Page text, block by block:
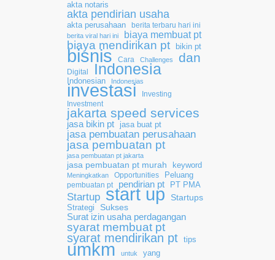
akta notaris
akta pendirian usaha
akta perusahaan berita terbaru hari ini
berita viral hari ini biaya membuat pt
biaya mendirikan pt bikin pt
bisnis Cara Challenges dan
Digital Indonesia
Indonesian Indonesias
investasi
Investing
Investment
jakarta speed services
jasa bikin pt jasa buat pt
jasa pembuatan perusahaan
jasa pembuatan pt
jasa pembuatan pt jakarta
jasa pembuatan pt murah keyword
Meningkatkan Opportunities Peluang
pembuatan pt pendirian pt PT PMA
Startup start up Startups
Strategi
Sukses
Surat izin usaha perdagangan
syarat membuat pt
syarat mendirikan pt tips
umkm untuk yang